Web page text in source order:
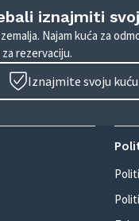
iznajmiti
Najam kuća za
rezervaciju.
Iznajmite svoju